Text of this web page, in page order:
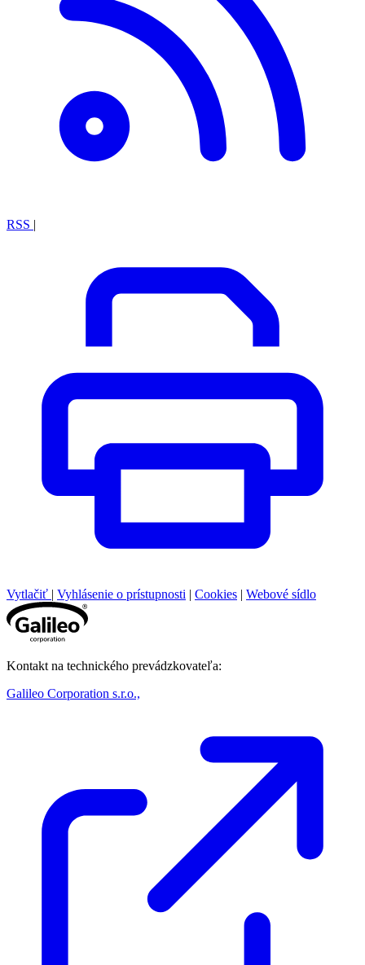
RSS |
Vytlačiť | Vyhlásenie o prístupnosti | Cookies | Webové sídlo
Kontakt na technického prevádzkovateľa:
Galileo Corporation s.r.o.,